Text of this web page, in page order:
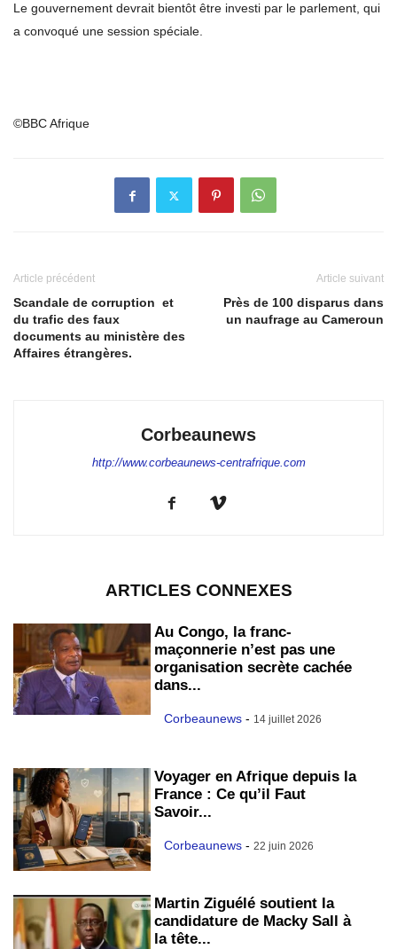
Le gouvernement devrait bientôt être investi par le parlement, qui
a convoqué une session spéciale.
©BBC Afrique
Article précédent
Scandale de corruption et
du trafic des faux
documents au ministère des
Affaires étrangères.
Article suivant
Près de 100 disparus dans
un naufrage au Cameroun
Corbeaunews
http://www.corbeaunews-centrafrique.com
ARTICLES CONNEXES
Au Congo, la franc-
maçonnerie n’est pas une
organisation secrète cachée
dans...
Corbeaunews - 14 juillet 2026
Voyager en Afrique depuis la
France : Ce qu’il Faut
Savoir...
Corbeaunews - 22 juin 2026
Martin Ziguélé soutient la
candidature de Macky Sall à
la tête...